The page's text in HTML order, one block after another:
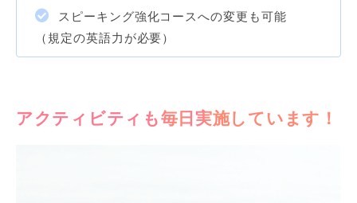
スピーキング強化コースへの変更も可能
（規定の英語力が必要）
アクティビティも毎日実施しています！